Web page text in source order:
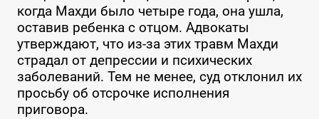
когда Махди было четыре года, она ушла,
оставив ребенка с отцом. Адвокаты
утверждают, что из-за этих травм Махди
страдал от депрессии и психических
заболеваний. Тем не менее, суд отклонил их
просьбу об отсрочке исполнения
приговора.